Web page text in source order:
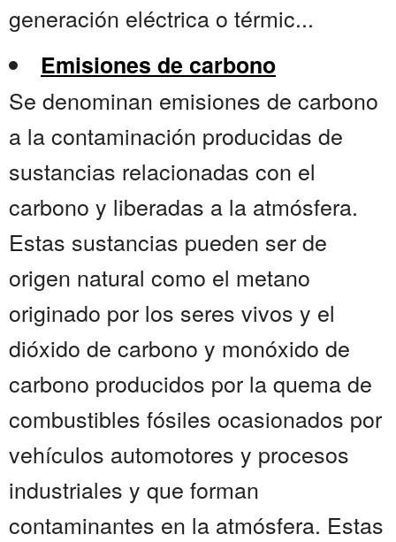
generación eléctrica o térmic...
Emisiones de carbono
Se denominan emisiones de carbono
a la contaminación producidas de
sustancias relacionadas con el
carbono y liberadas a la atmósfera.
Estas sustancias pueden ser de
origen natural como el metano
originado por los seres vivos y el
dióxido de carbono y monóxido de
carbono producidos por la quema de
combustibles fósiles ocasionados por
vehículos automotores y procesos
industriales y que forman
contaminantes en la atmósfera. Estas